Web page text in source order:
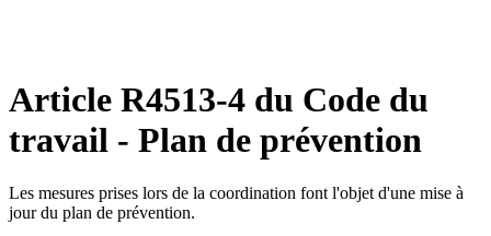
Article R4513-4 du Code du
travail - Plan de prévention
Les mesures prises lors de la coordination font l'objet d'une mise à
jour du plan de prévention.